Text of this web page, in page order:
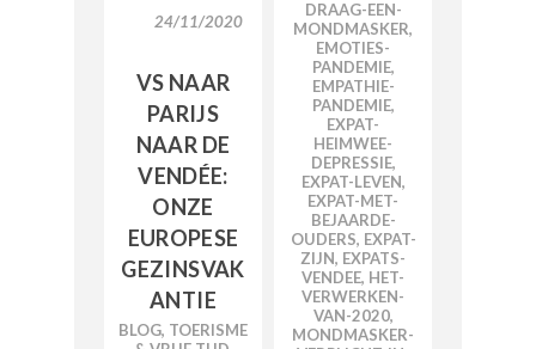
DRAAG-EEN-
MONDMASKER,
EMOTIES-
PANDEMIE,
EMPATHIE-
PANDEMIE,
EXPAT-
HEIMWEE-
DEPRESSIE,
EXPAT-LEVEN,
EXPAT-MET-
BEJAARDE-
OUDERS, EXPAT-
ZIJN, EXPATS-
VENDEE, HET-
VERWERKEN-
VAN-2020,
MONDMASKER-
24/11/2020
VS NAAR
PARIJS
NAAR DE
VENDÉE:
ONZE
EUROPESE
GEZINSVAK
ANTIE
BLOG, TOERISME